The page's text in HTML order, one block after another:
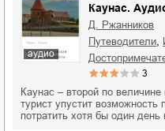
аудио
Каунас.
Д. Ржанников
путеводители
3
Каунас – второй по
турист упустит
потратить хотя бы один